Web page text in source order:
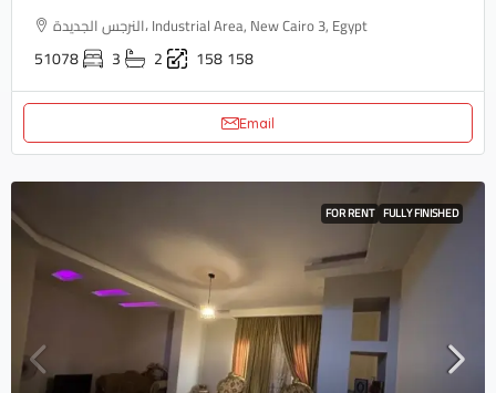
النرجس الجديدة، Industrial Area, New Cairo 3, Egypt
51078 3 2 158158
Email
FOR RENT FULLY FINISHED